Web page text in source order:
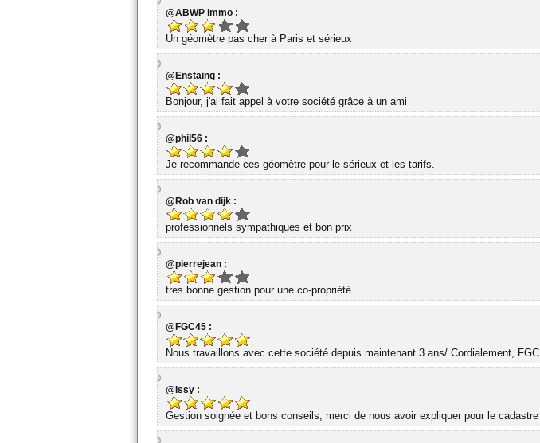
@ABWP immo :
Un géomètre pas cher à Paris et sérieux
@Enstaing :
Bonjour, j'ai fait appel à votre société grâce à un ami
@phil56 :
Je recommande ces géomètre pour le sérieux et les tarifs.
@Rob van dijk :
professionnels sympathiques et bon prix
@pierrejean :
tres bonne gestion pour une co-propriété .
@FGC45 :
Nous travaillons avec cette société depuis maintenant 3 ans/ Cordialement, FGC
@Issy :
Gestion soignée et bons conseils, merci de nous avoir expliquer pour le cadastre